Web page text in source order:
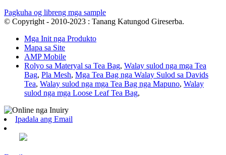
Pagkuha og libreng mga sample
© Copyright - 2010-2023 : Tanang Katungod Gireserba.
Mga Init nga Produkto
Mapa sa Site
AMP Mobile
Rolyo sa Materyal sa Tea Bag, Walay sulod nga mga Tea
Bag, Pla Mesh, Mga Tea Bag nga Walay Sulod sa Davids
Tea, Walay sulod nga mga Tea Bag nga Mapuno, Walay
sulod nga mga Loose Leaf Tea Bag,
Ipadala ang Email